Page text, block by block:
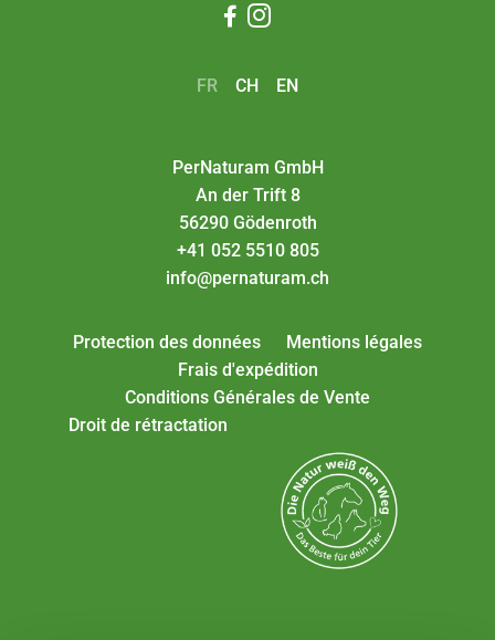
 
FR CH EN
PerNaturam GmbH
An der Trift 8
56290 Gödenroth
+41 052 5510 805
info@pernaturam.ch
Protection des données
Mentions légales
Frais d'expédition
Conditions Générales de Vente
Droit de rétractation